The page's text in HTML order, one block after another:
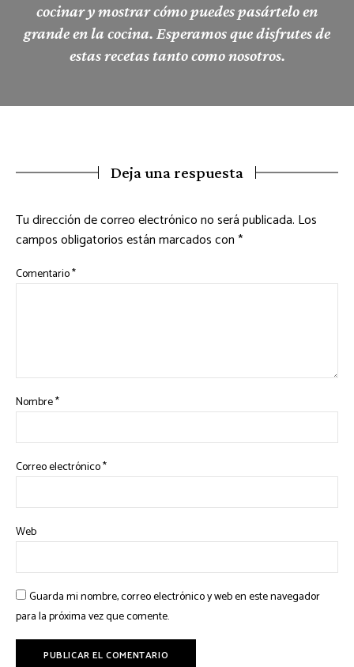
cocinar y mostrar cómo puedes pasártelo en
grande en la cocina. Esperamos que disfrutes de
estas recetas tanto como nosotros.
Deja una respuesta
Tu dirección de correo electrónico no será publicada. Los
campos obligatorios están marcados con*
Comentario*
Nombre*
Correo electrónico*
Web
Guarda mi nombre, correo electrónico y web en este navegador
para la próxima vez que comente.